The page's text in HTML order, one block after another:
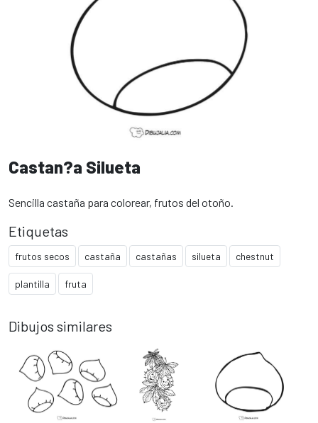
Castan?a Silueta
Sencilla castaña para colorear, frutos del otoño.
Etiquetas
frutos secos castaña castañas silueta chestnut
plantilla fruta
Dibujos similares